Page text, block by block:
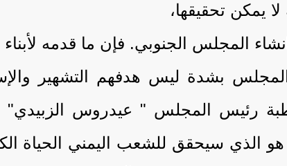
يمكن تحقيقها،
المجلس الجنوبي. فإن ما قدمه
بشدة ليس هدفهم التشهير
رئيس المجلس " عيدروس الزبيدي"
الذي سيحقق للشعب اليمني الحياة